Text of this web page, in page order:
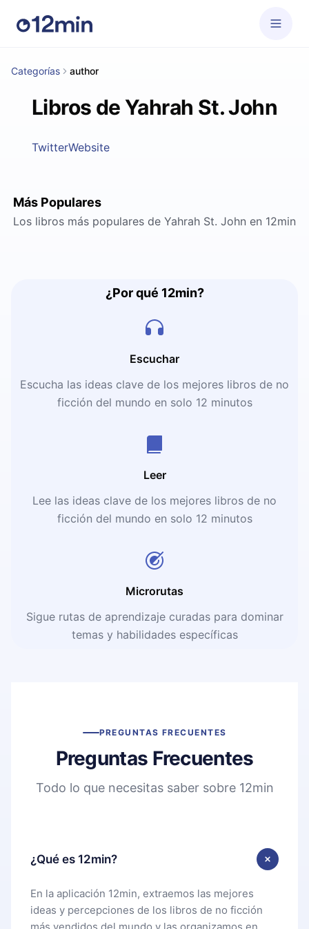
Categorías author
Libros de Yahrah St. John
TwitterWebsite
Más Populares
Los libros más populares de Yahrah St. John en 12min
¿Por qué 12min?
Escuchar
Escucha las ideas clave de los mejores libros de no
ficción del mundo en solo 12 minutos
Leer
Lee las ideas clave de los mejores libros de no
ficción del mundo en solo 12 minutos
Microrutas
Sigue rutas de aprendizaje curadas para dominar
temas y habilidades específicas
PREGUNTAS FRECUENTES
Preguntas Frecuentes
Todo lo que necesitas saber sobre 12min
¿Qué es 12min?
En la aplicación 12min, extraemos las mejores
ideas y percepciones de los libros de no ficción